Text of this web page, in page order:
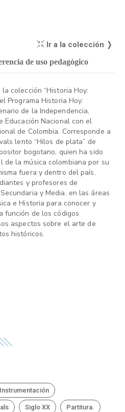
Ir a la colección ❭
de uso pedagógico
colección “Historia Hoy:
Programa Historia Hoy:
de la Independencia,
Educación Nacional con el
de Colombia. Corresponde a
lento “Hilos de plata” de
bogotano, quien ha sido
de la música colombiana por su
fuera y dentro del país.
y profesores de
y Media, en las áreas
e Historia para conocer y
función de los códigos
aspectos sobre el arte de
históricos.
Instrumentación
Siglo XX Partitura.